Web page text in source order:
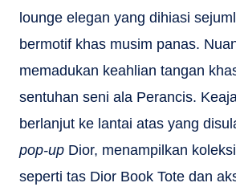
lounge elegan yang dihiasi
bermotif khas musim panas.
memadukan keahlian tangan
sentuhan seni ala Perancis.
berlanjut ke lantai atas yang
pop-up Dior, menampilkan
seperti tas Dior Book Tote dan